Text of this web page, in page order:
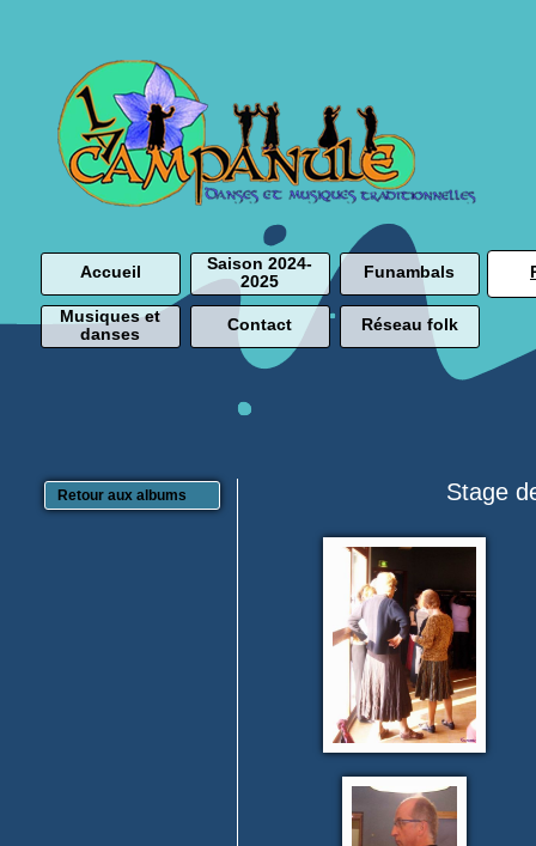
Accueil
Saison 2024-
2025
Funambals
Musiques et
danses
Contact Réseau folk
Retour aux albums Stage